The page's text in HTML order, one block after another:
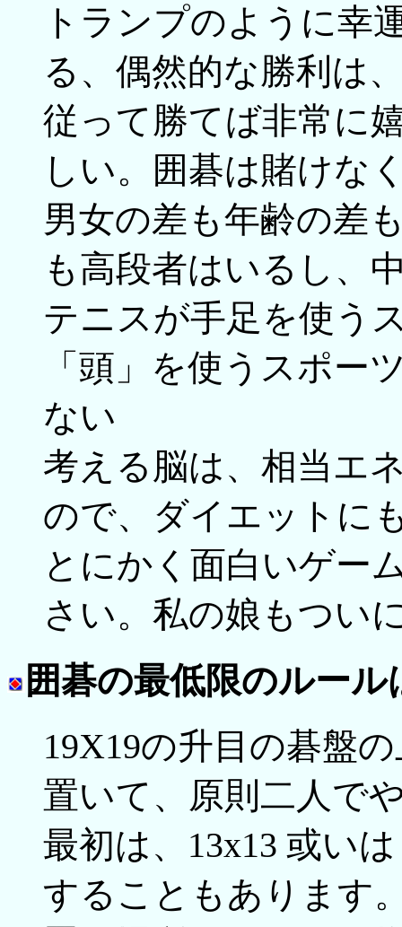
トランプのように幸
る、偶然的な勝利は
従って勝てば非常に
しい。囲碁は賭けな
男女の差も年齢の差
も高段者はいるし、
テニスが手足を使う
「頭」を使うスポー
ない
考える脳は、相当エ
ので、ダイエットに
とにかく面白いゲー
さい。私の娘もつい
囲碁の最低限のルール
19X19の升目の碁盤
置いて、原則二人で
最初は、13x13 或い
することもあります